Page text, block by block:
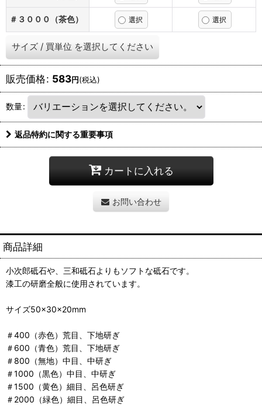
＃３０００（茶色）
サイズ / 買単位 を選択してください
販売価格: 583円(税込)
数量:
返品特約に関する重要事項
カートに入れる
お問い合わせ
商品詳細
小次郎砥石や、三和砥石よりもソフトな砥石です。
漆工の研磨全般に使用されています。
サイズ50×30×20mm
＃400（赤色）荒目、下地研ぎ
＃600（青色）荒目、下地研ぎ
＃800（無地）中目、中研ぎ
＃1000（黒色）中目、中研ぎ
＃1500（黄色）細目、呂色研ぎ
＃2000（緑色）細目、呂色研ぎ